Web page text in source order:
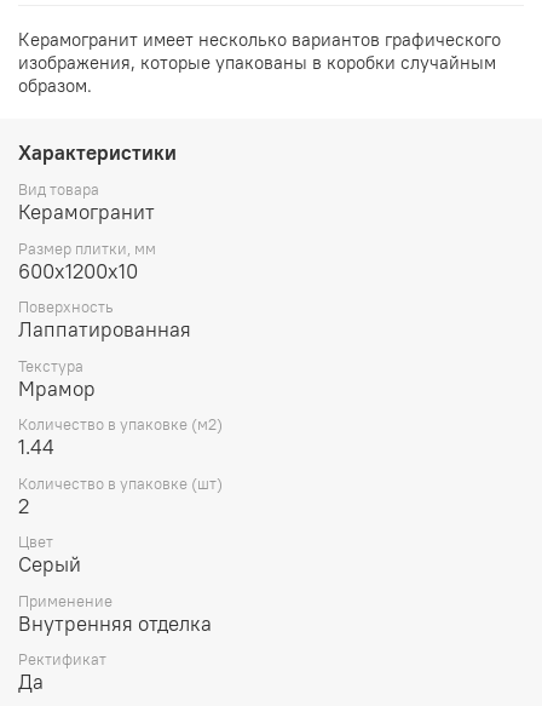
Керамогранит имеет несколько вариантов графического
изображения, которые упакованы в коробки случайным
образом.
Характеристики
Вид товара
Керамогранит
Размер плитки, мм
600х1200х10
Поверхность
Лаппатированная
Текстура
Мрамор
Количество в упаковке (м2)
1.44
Количество в упаковке (шт)
2
Цвет
Серый
Применение
Внутренняя отделка
Ректификат
Да